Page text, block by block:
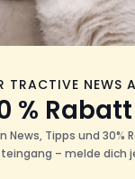
TRACTIVE NEWS
%
News, Tipps und 30%
– melde dich